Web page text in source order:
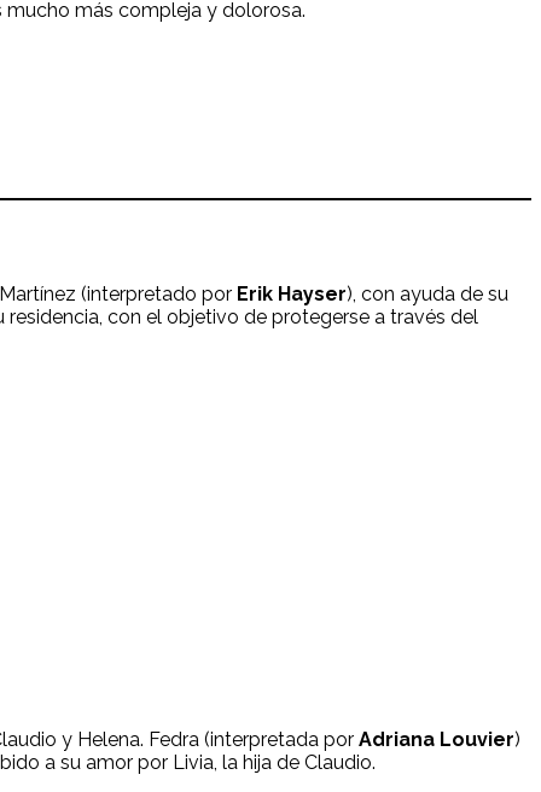
más compleja y dolorosa.
(interpretado por Erik Hayser), con ayuda de su
con el objetivo de protegerse a través del
y Helena. Fedra (interpretada por Adriana Louvier)
a su amor por Livia, la hija de Claudio.